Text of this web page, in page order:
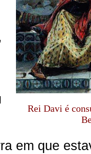
Rei Davi é
em que